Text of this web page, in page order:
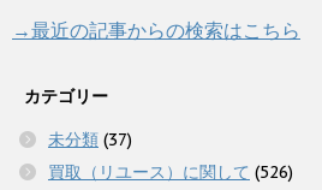
→最近の記事からの検索はこちら
カテゴリー
未分類 (37)
買取（リユース）に関して (526)